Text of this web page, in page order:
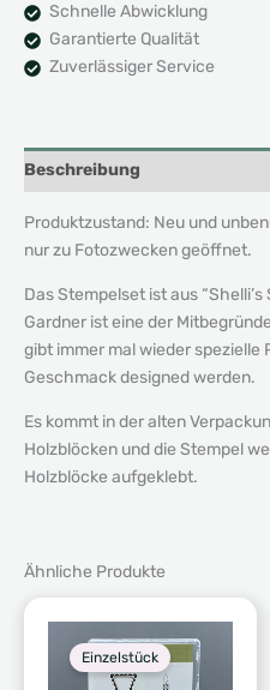
Schnelle Abwicklung
Garantierte Qualität
Zuverlässiger Service
Beschreibung
Produktzustand: Neu und
nur zu Fotozwecken geöffnet.
Das Stempelset ist aus
Gardner ist eine der
gibt immer mal wieder spezielle
Geschmack designed werden.
Es kommt in der alten
Holzblöcken und die Stempel
Holzblöcke aufgeklebt.
Ähnliche Produkte
Einzelstück